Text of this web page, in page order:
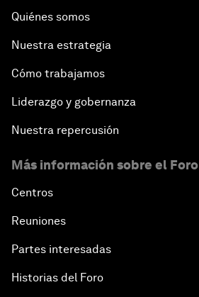
Quiénes somos
Nuestra estrategia
Cómo trabajamos
Liderazgo y gobernanza
Nuestra repercusión
Más información sobre el Foro
Centros
Reuniones
Partes interesadas
Historias del Foro